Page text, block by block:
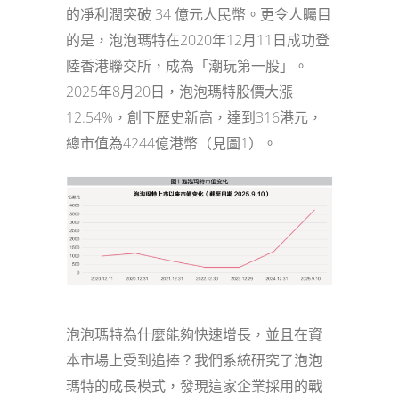
的凈利潤突破 34 億元人民幣。更令人矚目
的是，泡泡瑪特在2020年12月11日成功登
陸香港聯交所，成為「潮玩第一股」。
2025年8月20日，泡泡瑪特股價大漲
12.54%，創下歷史新高，達到316港元，
總市值為4244億港幣（見圖1）。
泡泡瑪特為什麼能夠快速增長，並且在資
本市場上受到追捧？我們系統研究了泡泡
瑪特的成長模式，發現這家企業採用的戰